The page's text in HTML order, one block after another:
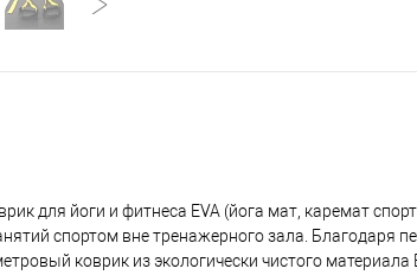
для йоги и фитнеса EVA (йога мат, каремат
спортом вне тренажерного зала. Благодаря
коврик из экологически чистого материала